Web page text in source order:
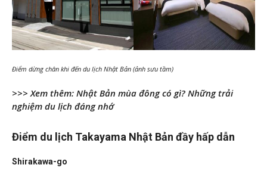
Điểm dừng chân khi đến du lịch Nhật Bản (ảnh sưu tầm)
>>> Xem thêm: Nhật Bản mùa đông có gì? Những trải
nghiệm du lịch đáng nhớ
Điểm du lịch Takayama Nhật Bản đầy hấp dẫn
Shirakawa-go